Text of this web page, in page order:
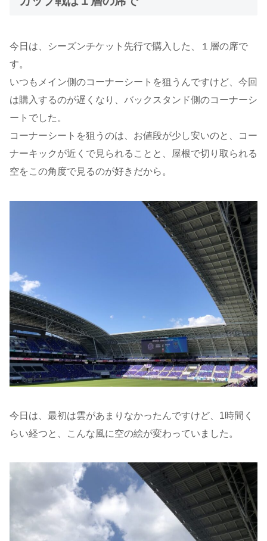
今日は、シーズンチケット先行で購入した、１層の席で
す。
いつもメイン側のコーナーシートを狙うんですけど、今回
は購入するのが遅くなり、バックスタンド側のコーナーシ
ートでした。
コーナーシートを狙うのは、お値段が少し安いのと、コー
ナーキックが近くで見られることと、屋根で切り取られる
空をこの角度で見るのが好きだから。
今日は、最初は雲があまりなかったんですけど、1時間く
らい経つと、こんな風に空の絵が変わっていました。